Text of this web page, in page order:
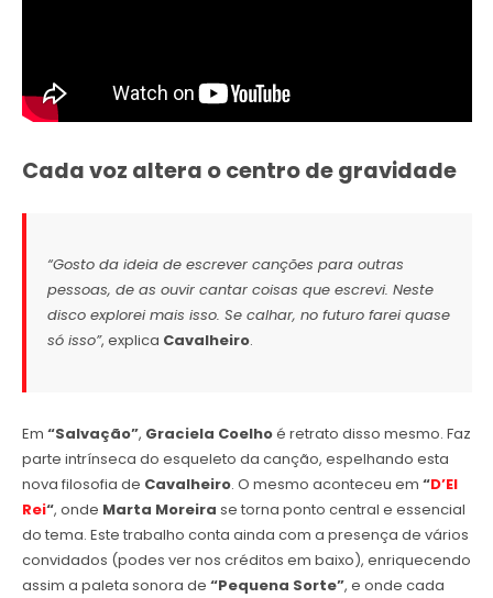
Cada voz altera o centro de gravidade
“Gosto da ideia de escrever canções para outras
pessoas, de as ouvir cantar coisas que escrevi. Neste
disco explorei mais isso. Se calhar, no futuro farei quase
só isso”, explica Cavalheiro.
Em “Salvação”, Graciela Coelhoé retrato disso mesmo. Faz
parte intrínseca do esqueleto da canção, espelhando esta
nova filosofia de Cavalheiro. O mesmo aconteceu em “D’El
Rei“, onde Marta Moreira se torna ponto central e essencial
do tema. Este trabalho conta ainda com a presença de vários
convidados (podes ver nos créditos em baixo), enriquecendo
assim a paleta sonora de “Pequena Sorte”, e onde cada